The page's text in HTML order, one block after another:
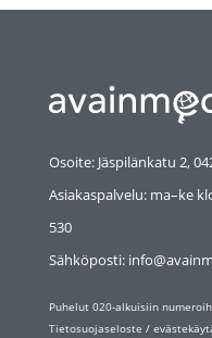
Osoite: Jäspilänkatu 2,
Asiakaspalvelu: ma–ke
530
Sähköposti:
Puhelut 020-alkuisiin
Tietosuojaseloste /